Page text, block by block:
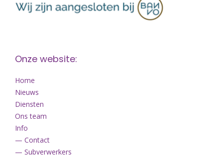
Onze website:
Home
Nieuws
Diensten
Ons team
Info
— Contact
— Subverwerkers